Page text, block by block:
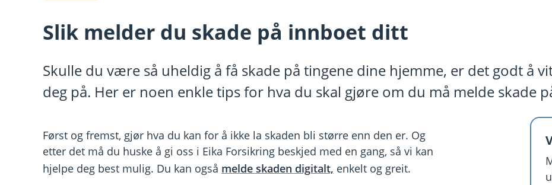
Slik melder du skade på innboet ditt
Skulle du være så uheldig å få skade på tingene dine hjemme, er det godt å
deg på. Her er noen enkle tips for hva du skal gjøre om du må melde skade
Først og fremst, gjør hva du kan for å ikke la skaden bli større enn den er. Og
etter det må du huske å gi oss i Eika Forsikring beskjed med en gang, så vi kan
hjelpe deg best mulig. Du kan også melde skaden digitalt, enkelt og greit.